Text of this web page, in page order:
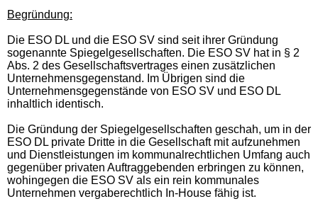
Begründung:
Die ESO DL und die ESO SV sind seit ihrer Gründung
sogenannte Spiegelgesellschaften. Die ESO SV hat in § 2
Abs. 2 des Gesellschaftsvertrages einen zusätzlichen
Unternehmensgegenstand. Im Übrigen sind die
Unternehmensgegenstände von ESO SV und ESO DL
inhaltlich identisch.
Die Gründung der Spiegelgesellschaften geschah, um in der
ESO DL private Dritte in die Gesellschaft mit aufzunehmen
und Dienstleistungen im kommunalrechtlichen Umfang auch
gegenüber privaten Auftraggebenden erbringen zu können,
wohingegen die ESO SV als ein rein kommunales
Unternehmen vergaberechtlich In-House fähig ist.